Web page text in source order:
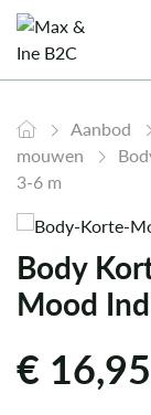
Aanbod
mouwen
3-6 m
Body
Mood
€ 16,95